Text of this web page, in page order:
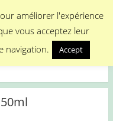
améliorer l'expérience
vous acceptez leur
navigation.
Accept